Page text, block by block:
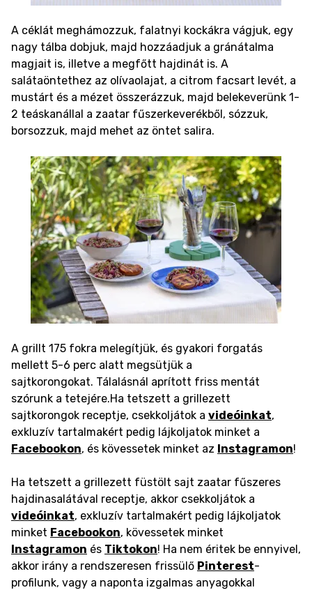
A céklát meghámozzuk, falatnyi kockákra vágjuk, egy
nagy tálba dobjuk, majd hozzáadjuk a gránátalma
magjait is, illetve a megfőtt hajdinát is. A
salátaöntethez az olívaolajat, a citrom facsart levét, a
mustárt és a mézet összerázzuk, majd belekeverünk 1-
2 teáskanállal a zaatar fűszerkeverékből, sózzuk,
borsozzuk, majd mehet az öntet salira.
A grillt 175 fokra melegítjük, és gyakori forgatás
mellett 5-6 perc alatt megsütjük a
sajtkorongokat. Tálalásnál aprított friss mentát
szórunk a tetejére.Ha tetszett a grillezett
sajtkorongok receptje, csekkoljátok a videóinkat,
exkluzív tartalmakért pedig lájkoljatok minket a
Facebookon, és kövessetek minket az Instagramon!
Ha tetszett a grillezett füstölt sajt zaatar fűszeres
hajdinasalátával receptje, akkor csekkoljátok a
videóinkat, exkluzív tartalmakért pedig lájkoljatok
minket Facebookon, kövessetek minket
Instagramon és Tiktokon! Ha nem éritek be ennyivel,
akkor irány a rendszeresen frissülő Pinterest-
profilunk, vagy a naponta izgalmas anyagokkal